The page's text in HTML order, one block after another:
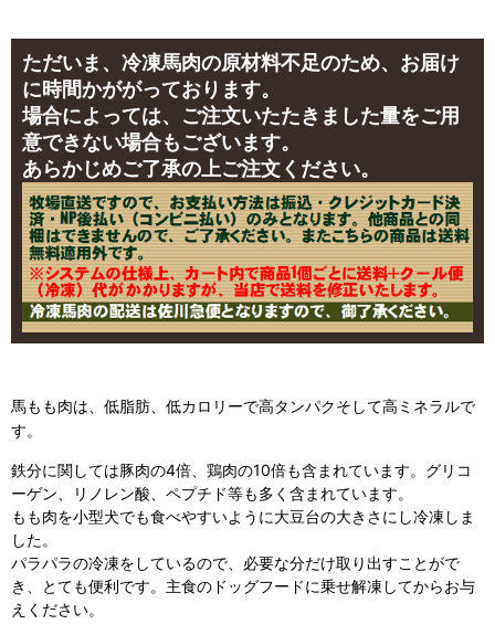
ただいま、冷凍馬肉の原材料不足のため、お届け
に時間かががっております。
場合によっては、ご注文いたたきました量をご用
意できない場合もございます。
あらかじめご了承の上ご注文ください。
馬もも肉は、低脂肪、低カロリーで高タンパクそして高ミネラルで
す。
鉄分に関しては豚肉の4倍、鶏肉の10倍も含まれています。グリコ
ーゲン、リノレン酸、ペプチド等も多く含まれています。
もも肉を小型犬でも食べやすいように大豆台の大きさにし冷凍しま
した。
パラパラの冷凍をしているので、必要な分だけ取り出すことがで
き、とても便利です。主食のドッグフードに乗せ解凍してからお与
えください。